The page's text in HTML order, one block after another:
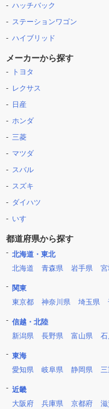
ハッチバック
ステーションワゴン
ハイブリッド
メーカーから探す
トヨタ
レクサス
日産
ホンダ
三菱
マツダ
スバル
スズキ
ダイハツ
いすゞ
都道府県から探す
北海道・東北
北海道
青森県 岩手県
関東
東京都
神奈川県 埼玉県
信越・北陸
新潟県
長野県 富山県
東海
愛知県
岐阜県 静岡県
近畿
大阪府
兵庫県 京都府